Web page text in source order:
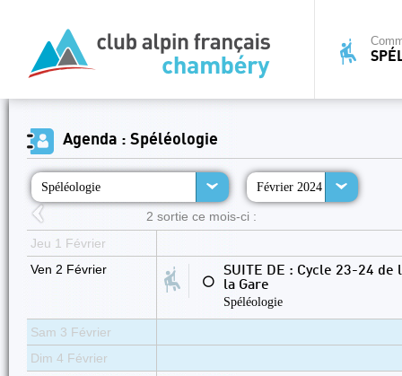
Agenda : Spéléologie
Spéléologie Février 2024
2 sortie ce mois-ci :
Jeu 1 Février
Ven 2 Février
⚪
SUITE DE : Cycle 23-24 de
la Gare
Spéléologie
Sam 3 Février
Dim 4 Février